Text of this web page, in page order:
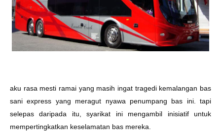
aku rasa mesti ramai yang masih ingat tragedi kemalangan bas
sani express yang meragut nyawa penumpang bas ini. tapi
selepas daripada itu, syarikat ini mengambil inisiatif untuk
mempertingkatkan keselamatan bas mereka.